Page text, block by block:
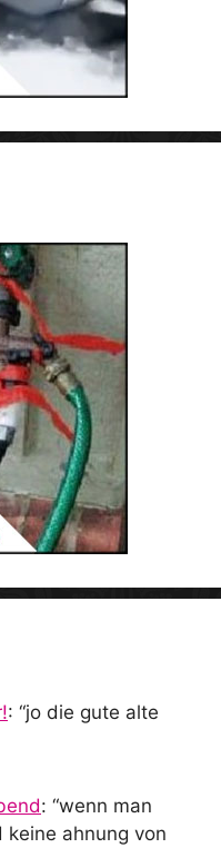
: “jo die gute alte
: “wenn man
ahnung von